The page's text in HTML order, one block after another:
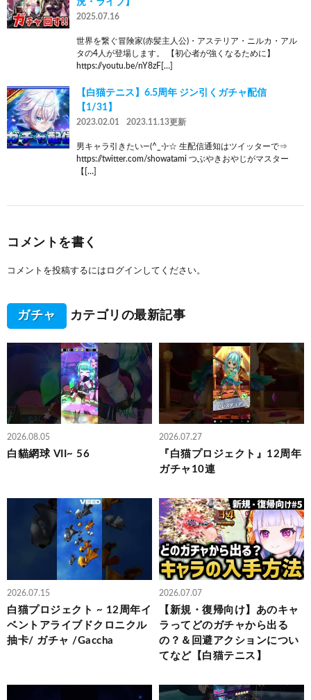
2025.07.16
世界を繋ぐ冒険家(赤髪主人公)・アステリア・ニルカ・アル
タの4人が登場します。 【初心者が強くなるために】
https://youtu.be/nY8zF[…]
【白猫テニス】6.5周年 ジン引くガチャ配信
【1/31】
2023.02.01 2023.11.13更新
男キャラ引きたい―(^_-)-☆ 生配信通知はツイッターで⇒
https://twitter.com/showatami つぶやきおやじがマスター
【[…]
コメントを書く
コメントを投稿するには ログイン してください。
ガチャ カテゴリの最新記事
2026.08.05
白貓網球 VII~ 56
2026.07.27
『白猫プロジェクト』12周年
ガチャ10連
2026.07.15
白猫プロジェクト ~ 12周年イ
ベントアライブドクロニクル
抽卡/ ガチャ /Gaccha
2026.07.07
【新規・復帰向け】あのキャ
ラってどのガチャから出る
の？＆回避アクションについ
てなど【白猫テニス】